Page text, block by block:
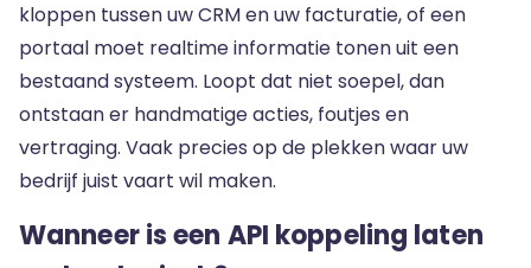
kloppen tussen uw CRM en uw facturatie, of een
portaal moet realtime informatie tonen uit een
bestaand systeem. Loopt dat niet soepel, dan
ontstaan er handmatige acties, foutjes en
vertraging. Vaak precies op de plekken waar uw
bedrijf juist vaart wil maken.
Wanneer is een API koppeling laten